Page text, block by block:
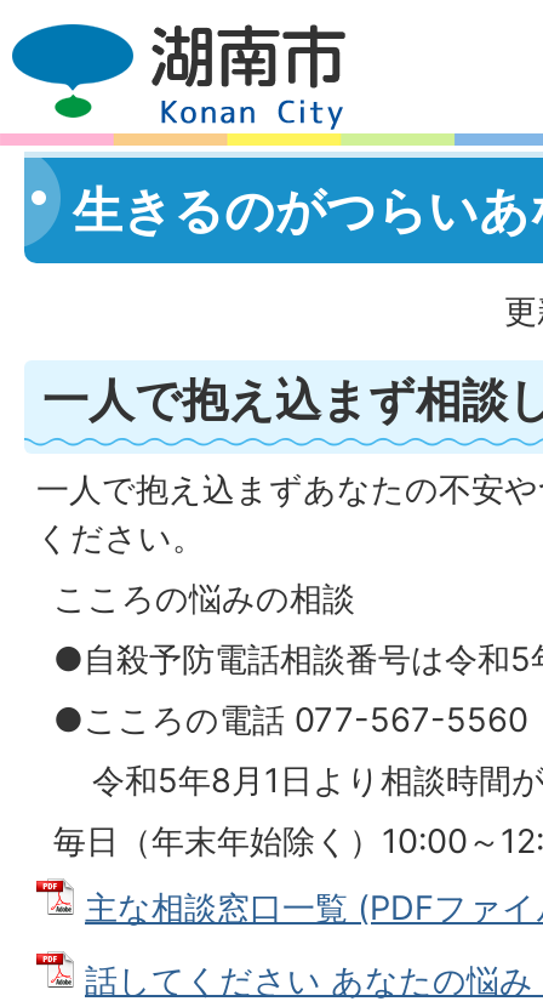
生きるのがつらい
一人で抱え込まず相談
一人で抱え込まずあなたの不安
ください。
こころの悩みの相談
●自殺予防電話相談番号は令和5
●こころの電話 077-567-5560
令和5年8月1日より相談時間
毎日（年末年始除く）10:00～
主な相談窓口一覧 (PDFファ
話してください あなたの悩み